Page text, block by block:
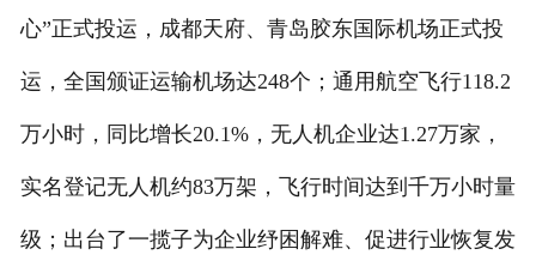
心”正式投运，成都天府、青岛胶东国际机场正式投
运，全国颁证运输机场达248个；通用航空飞行118.2
万小时，同比增长20.1%，无人机企业达1.27万家，
实名登记无人机约83万架，飞行时间达到千万小时量
级；出台了一揽子为企业纾困解难、促进行业恢复发